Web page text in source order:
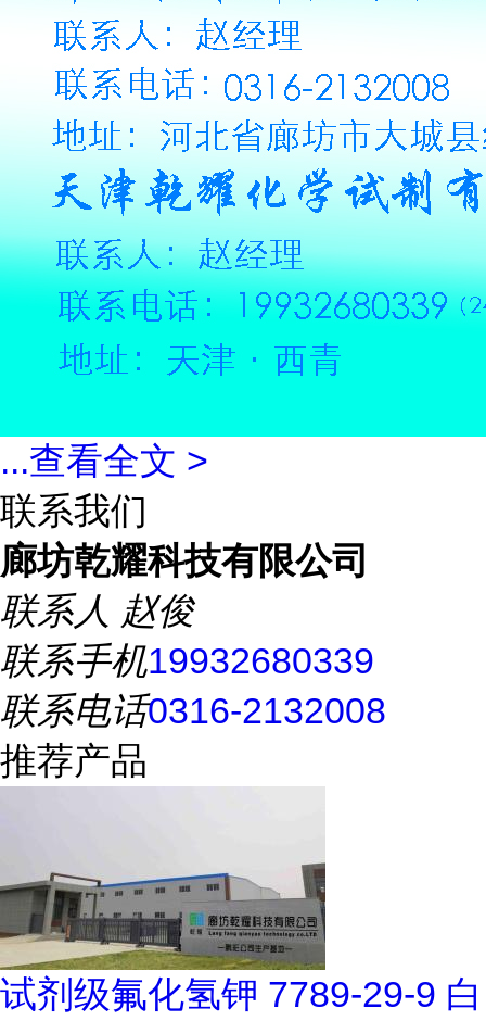
...查看全文 >
联系我们
廊坊乾耀科技有限公司
联系人 赵俊
联系手机19932680339
联系电话0316-2132008
推荐产品
试剂级氟化氢钾 7789-29-9 白